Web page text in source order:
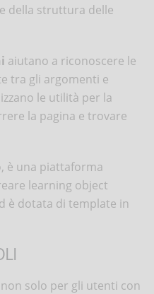
della struttura delle
aiutano a riconoscere le
tra gli argomenti e
le utilità per la
la pagina e trovare
è una piattaforma
learning object
è dotata di template in
solo per gli utenti con